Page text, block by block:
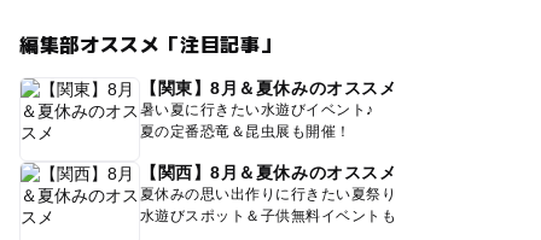
編集部オススメ「注目記事」
【関東】8月＆夏休みのオススメ
暑い夏に行きたい水遊びイベント♪
夏の定番恐竜＆昆虫展も開催！
【関西】8月＆夏休みのオススメ
夏休みの思い出作りに行きたい夏祭り
水遊びスポット＆子供無料イベントも